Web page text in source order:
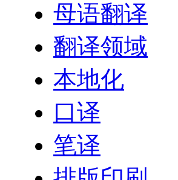
母语翻译
翻译领域
本地化
口译
笔译